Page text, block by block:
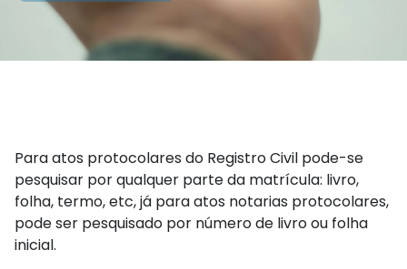
Para atos protocolares do Registro Civil pode-se
pesquisar por qualquer parte da matrícula: livro,
folha, termo, etc, já para atos notarias protocolares,
pode ser pesquisado por número de livro ou folha
inicial.